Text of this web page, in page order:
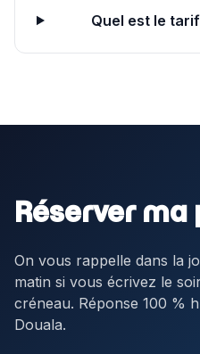
Quel est le
Réserver
On vous rappelle dans la
matin si vous écrivez le
créneau. Réponse 100 %
Douala.